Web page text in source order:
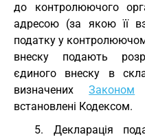
до контролюючого
адресою (за якою її
податку у
внеску подають
єдиного внеску в
визначенихЗаконом
встановлені Кодексом.
5. Декларація